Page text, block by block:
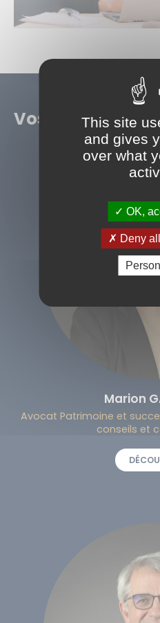
Vos avocats à
Marion
Avocat Patrimoine et
conseils et
This site
and gives
over what
OK,
Deny